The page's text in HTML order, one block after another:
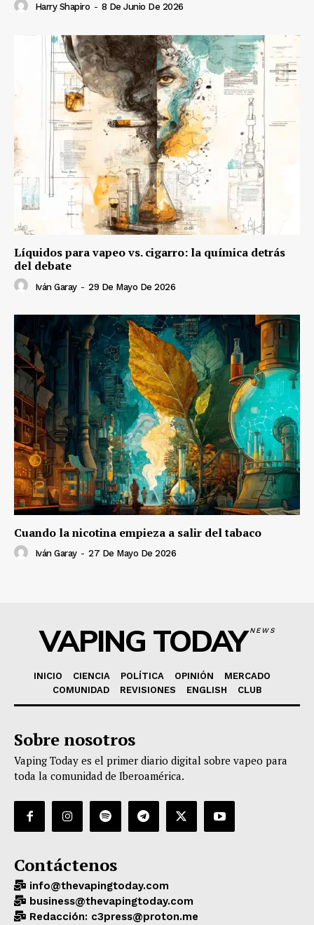
Harry Shapiro - 8 De Junio De 2026
Líquidos para vapeo vs. cigarro: la química detrás
del debate
Iván Garay - 29 De Mayo De 2026
Cuando la nicotina empieza a salir del tabaco
Iván Garay - 27 De Mayo De 2026
VAPING TODAYNEWS
INICIO CIENCIA POLÍTICA OPINIÓN
MERCADO
COMUNIDAD
REVISIONES ENGLISH CLUB
Sobre nosotros
Vaping Today es el primer diario digital sobre vapeo para
toda la comunidad de Iberoamérica.
Contáctenos
info@thevapingtoday.com
business@thevapingtoday.com
Redacción: c3press@proton.me